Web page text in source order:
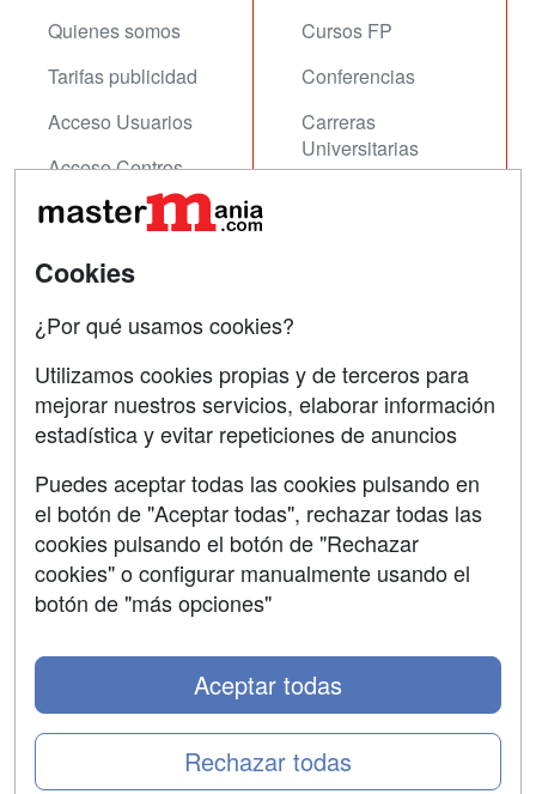
Quienes somos
Tarifas publicidad
Acceso Usuarios
Acceso Centros
Cursos FP
Conferencias
Carreras
Universitarias
Contactar
Copyleft
Grupo formazion:
Cookies
¿Por qué usamos cookies?
Utilizamos cookies propias y de terceros para
mejorar nuestros servicios, elaborar información
estadística y evitar repeticiones de anuncios
Puedes aceptar todas las cookies pulsando en
el botón de "Aceptar todas", rechazar todas las
cookies pulsando el botón de "Rechazar
cookies" o configurar manualmente usando el
botón de "más opciones"
Rechazar todas
Aceptar todas